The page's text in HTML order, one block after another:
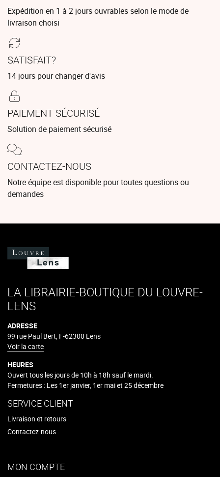
Expédition en 1 à 2 jours ouvrables selon le mode de
livraison choisi
SATISFAIT?
14 jours pour changer d'avis
PAIEMENT SÉCURISÉ
Solution de paiement sécurisé
CONTACTEZ-NOUS
Notre équipe est disponible pour toutes questions ou
demandes
LA LIBRAIRIE-BOUTIQUE DU LOUVRE-
LENS
ADRESSE
99 rue Paul Bert, F-62300 Lens
Voir la carte
HEURES
Ouvert tous les jours de 10h à 18h sauf le mardi.
Fermetures : Les 1er janvier, 1er mai et 25 décembre
SERVICE CLIENT
Livraison et retours
Contactez-nous
MON COMPTE